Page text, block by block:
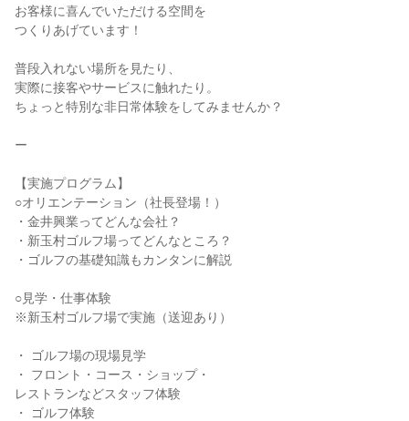
お客様に喜んでいただける空間を
つくりあげています！
普段入れない場所を見たり、
実際に接客やサービスに触れたり。
ちょっと特別な非日常体験をしてみませんか？
ー
【実施プログラム】
○オリエンテーション（社長登場！）
・金井興業ってどんな会社？
・新玉村ゴルフ場ってどんなところ？
・ゴルフの基礎知識もカンタンに解説
○見学・仕事体験
※新玉村ゴルフ場で実施（送迎あり）
・ ゴルフ場の現場見学
・ フロント・コース・ショップ・
レストランなどスタッフ体験
・ ゴルフ体験